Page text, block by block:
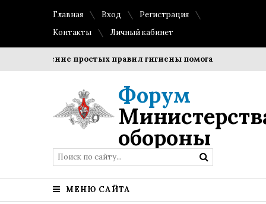
Главная Вход
Регистрация
Контакты
Личный кабинет
Соблюдение простых правил гигиены помогает
Форум
обороны
МЕНЮ САЙТА